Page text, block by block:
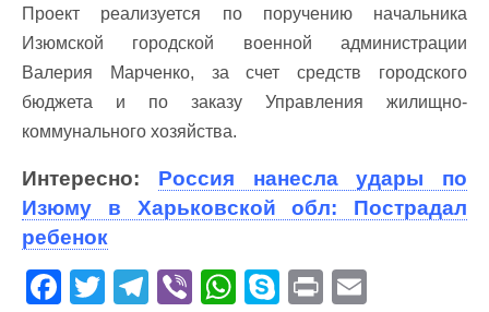
Проект реализуется по поручению начальника
Изюмской городской военной администрации
Валерия Марченко, за счет средств городского
бюджета и по заказу Управления жилищно-
коммунального хозяйства.
Интересно: Россия нанесла удары по
Изюму в Харьковской обл: Пострадал
ребенок
F T T Vi W S Pr